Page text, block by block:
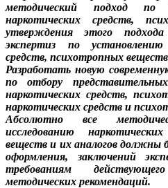
методический подход по
наркотических средств,
утверждения этого
экспертиз по установлению
средств, психотропных
Разработать новую
по отбору
наркотических средств,
наркотических средств и
Абсолютно все
исследованию
веществ и их аналогов
оформления, заключений
требованиям
методических рекомендаций.